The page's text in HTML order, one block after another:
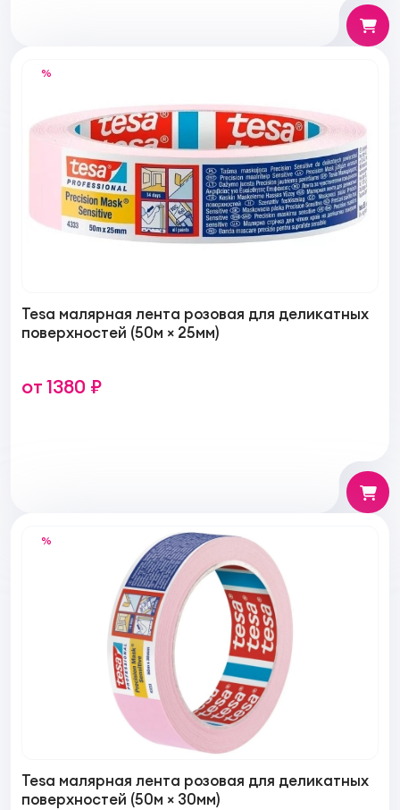
%
Tesa малярная лента розовая для деликатных
поверхностей (50м × 25мм)
от 1380 ₽
%
Tesa малярная лента розовая для деликатных
поверхностей (50м × 30мм)